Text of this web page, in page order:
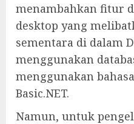
menambahkan fitur
desktop yang
sementara di dalam
menggunakan
menggunakan
Basic.NET.
Namun, untuk